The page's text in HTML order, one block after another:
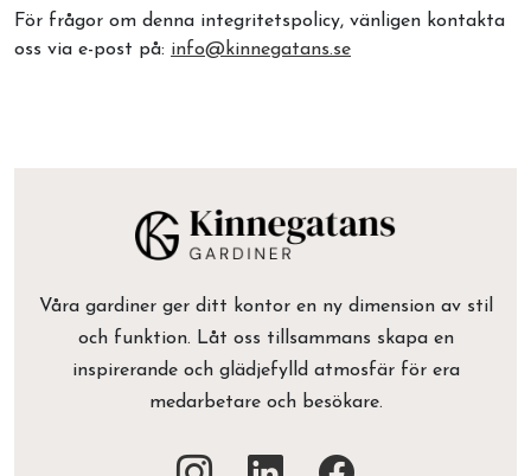
För frågor om denna integritetspolicy, vänligen kontakta
oss via e-post på: info@kinnegatans.se
Våra gardiner ger ditt kontor en ny dimension av stil
och funktion. Låt oss tillsammans skapa en
inspirerande och glädjefylld atmosfär för era
medarbetare och besökare.